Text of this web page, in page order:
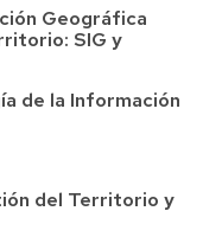
Geográfica
SIG y
de la Información
del Territorio y